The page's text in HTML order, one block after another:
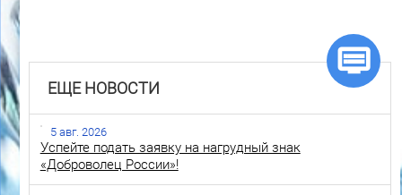
ЕЩЕ НОВОСТИ
5 авг. 2026
Успейте подать заявку на нагрудный знак
«Доброволец России»!